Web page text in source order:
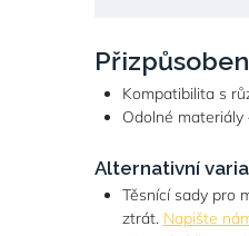
Kompatibilita s
Odolné
Alternativní
Těsnící sady pro
ztrát. Napište